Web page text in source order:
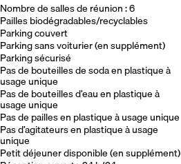
Nombre de salles de réunion : 6
Pailles biodégradables/recyclables
Parking couvert
Parking sans voiturier (en supplément)
Parking sécurisé
Pas de bouteilles de soda en plastique à
usage unique
Pas de bouteilles d’eau en plastique à
usage unique
Pas de pailles en plastique à usage unique
Pas d’agitateurs en plastique à usage
unique
Petit déjeuner disponible (en supplément)